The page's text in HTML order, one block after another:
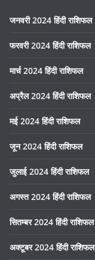
जनवरी 2024 हिंदी राशिफल
फरवरी 2024 हिंदी राशिफल
मार्च 2024 हिंदी राशिफल
अप्रैल 2024 हिंदी राशिफल
मई 2024 हिंदी राशिफल
जून 2024 हिंदी राशिफल
जुलाई 2024 हिंदी राशिफल
अगस्त 2024 हिंदी राशिफल
सितम्बर 2024 हिंदी राशिफल
अक्टूबर 2024 हिंदी राशिफल